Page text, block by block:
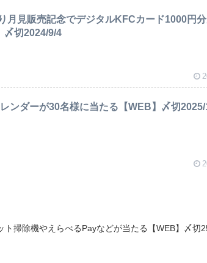
月見販売記念でデジタルKFCカード1000円
〆切2024/9/4
ンダーが30名様に当たる【WEB】〆切
ト掃除機やえらべるPayなどが当たる【WEB】〆切